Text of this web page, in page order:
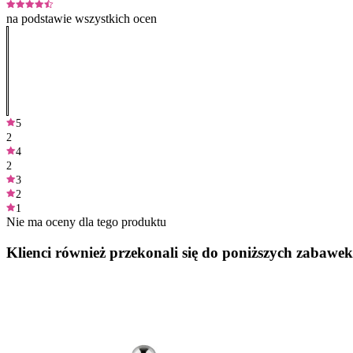
na podstawie wszystkich ocen
5
2
4
2
3
2
1
Nie ma oceny dla tego produktu
Klienci również przekonali się do poniższych